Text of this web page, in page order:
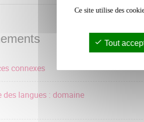
connexes
langues : domaine
Ce site utilise des
Tout